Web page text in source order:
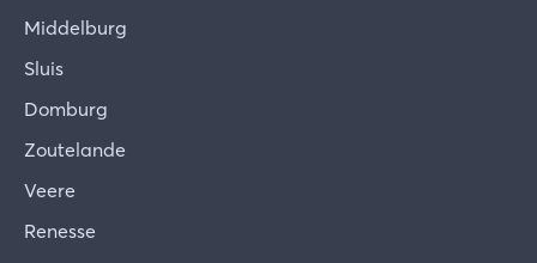
Middelburg
Sluis
Domburg
Zoutelande
Veere
Renesse